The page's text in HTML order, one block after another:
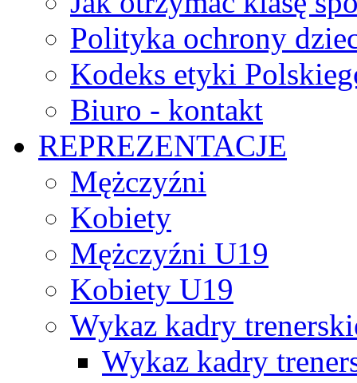
Polityka ochrony
Kodeks etyki
Biuro - kontakt
REPREZENTACJE
Mężczyźni
Kobiety
Mężczyźni U19
Kobiety U19
Wykaz kadry
Wykaz kadry